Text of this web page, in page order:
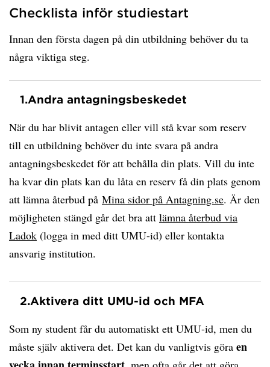
Checklista inför studiestart
Innan den första dagen på din utbildning behöver du ta
några viktiga steg.
1.Andra antagningsbeskedet
När du har blivit antagen eller vill stå kvar som reserv
till en utbildning behöver du inte svara på andra
antagningsbeskedet för att behålla din plats. Vill du inte
ha kvar din plats kan du låta en reserv få din plats genom
att lämna återbud på Mina sidor på Antagning.se. Är den
möjligheten stängd går det bra att lämna återbud via
Ladok (logga in med ditt UMU-id) eller kontakta
ansvarig institution.
2.Aktivera ditt UMU-id och MFA
Som ny student får du automatiskt ett UMU-id, men du
måste själv aktivera det. Det kan du vanligtvis göra en